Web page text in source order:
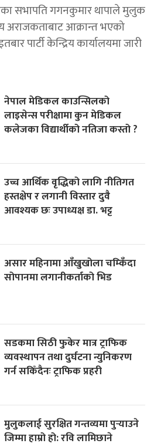
सभापति गगनकुमार थापाले मुलुक
आक्रान्त भएको
पार्टी केन्द्रिय कार्यालयमा जारी
नेपाल मेडिकल काउन्सिलको
लाइसेन्स परीक्षामा कुन मेडिकल
कलेजका विद्यार्थीको नतिजा कस्तो ?
उच्च आर्थिक वृद्धिको लागि नीतिगत
हस्तक्षेप र लगानी विस्तार दुवै
आवश्यक छः उपाध्यक्ष डा. भट्ट
असार महिनामा आँखुखोला चम्किँदा
सोपानमा लगानीकर्ताको भिड
सडकमा सिठी फुकेर मात्र ट्राफिक
व्यवस्थापन तथा दुर्घटना न्युनिकरण
गर्न सकिँदैनः ट्राफिक प्रहरी
मुलुकलाई सुरक्षित गन्तव्यमा पुर्‍याउने
जिम्मा हाम्रो हो: रवि लामिछाने